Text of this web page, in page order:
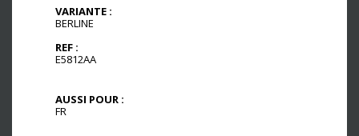
VARIANTE :
BERLINE
REF :
E5812AA
AUSSI POUR :
FR